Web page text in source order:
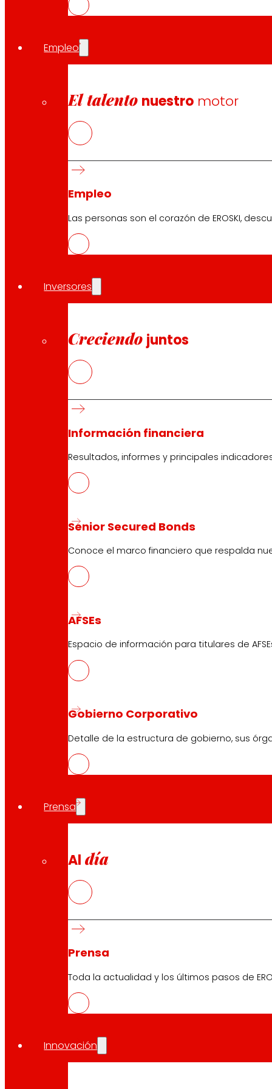
Empleo
El talento nuestro motor
Empleo
Las personas son el corazón de EROSKI,
Inversores
Creciendo juntos
Información financiera
Resultados, informes y principales
Senior Secured Bonds
Conoce el marco financiero que respalda
AFSEs
Espacio de información para titulares de
Gobierno Corporativo
Detalle de la estructura de gobierno, sus
Prensa
Al día
Prensa
Toda la actualidad y los últimos pasos de
Innovación
Los clientes del Marketplace de EROSKI se
compras y pagos y, en una segunda fase del
Compartir en: